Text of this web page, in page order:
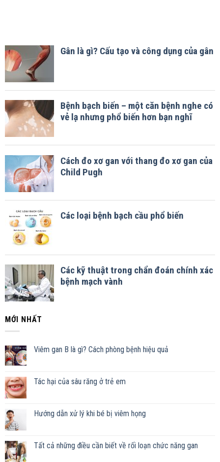
MỚI NHẤT
Viêm gan B là gì? Cách phòng bệnh hiệu quả
Tác hại của sâu răng ở trẻ em
Hướng dẫn xử lý khi bé bị viêm họng
Tất cả những điều cần biết về rối loạn chức năng gan